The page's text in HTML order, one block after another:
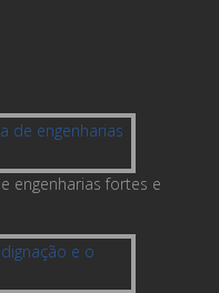
engenharias fortes e